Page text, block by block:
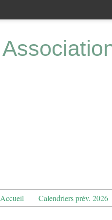
Accueil Calendriers prév. 2026